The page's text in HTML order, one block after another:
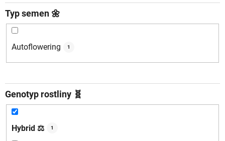
Typ semen 🌼
Autoflowering 1
Genotyp rostliny 🧬
Hybrid ⚖️ 1